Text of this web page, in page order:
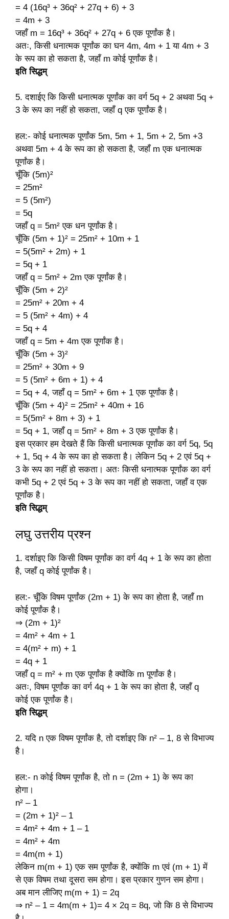
= 4 (16q³ + 36q² + 27q + 6) + 3
= 4m + 3
जहाँ m = 16q³ + 36q² + 27q + 6 एक पूर्णांक है।
अतः, किसी धनात्मक पूर्णांक का घन 4m, 4m + 1 या 4m + 3
के रूप का हो सकता है, जहाँ m कोई पूर्णांक है।
इति सिद्धम्
5. दशाईए कि किसी धनात्मक पूर्णांक का वर्ग 5q + 2 अथवा 5q +
3 के रूप का नहीं हो सकता, जहाँ q एक पूर्णांक है।
हल:- कोई धनात्मक पूर्णांक 5m, 5m + 1, 5m + 2, 5m +3
अथवा 5m + 4 के रूप का हो सकता है, जहाँ m एक धनात्मक
पूर्णांक है।
चूँकि (5m)²
= 25m²
= 5 (5m²)
= 5q
जहाँ q = 5m² एक धन पूर्णांक है।
चूँकि (5m + 1)² = 25m² + 10m + 1
= 5(5m² + 2m) + 1
= 5q + 1
जहाँ q = 5m² + 2m एक पूर्णांक है।
चूँकि (5m + 2)²
= 25m² + 20m + 4
= 5 (5m² + 4m) + 4
= 5q + 4
जहाँ q = 5m + 4m एक पूर्णांक है।
चूँकि (5m + 3)²
= 25m² + 30m + 9
= 5 (5m² + 6m + 1) + 4
= 5q + 4, जहाँ q = 5m² + 6m + 1 एक पूर्णांक है।
चूँकि (5m + 4)² = 25m² + 40m + 16
= 5(5m² + 8m + 3) + 1
= 5q + 1, जहाँ q = 5m² + 8m + 3 एक पूर्णांक है।
इस प्रकार हम देखते हैं कि किसी धनात्मक पूर्णांक का वर्ग 5q, 5q
+ 1, 5q + 4 के रूप का हो सकता है। लेकिन 5q + 2 एवं 5q +
3 के रूप का नहीं हो सकता। अतः किसी धनात्मक पूर्णांक का वर्ग
कभी 5q + 2 एवं 5q + 3 के रूप का नहीं हो सकता, जहाँ व एक
पूर्णांक है।
इति सिद्धम्
लघु उत्तरीय प्रश्न
1. दर्शाइए कि किसी विषम पूर्णांक का वर्ग 4q + 1 के रूप का होता
है, जहाँ q कोई पूर्णांक है।
हल:- चूँकि विषम पूर्णांक (2m + 1) के रूप का होता है, जहाँ m
कोई पूर्णांक है।
⇒ (2m + 1)²
= 4m² + 4m + 1
= 4(m² + m) + 1
= 4q + 1
जहाँ q = m² + m एक पूर्णांक है क्योंकि m पूर्णांक है।
अतः, विषम पूर्णांक का वर्ग 4q + 1 के रूप का होता है, जहाँ q
कोई एक पूर्णांक है।
इति सिद्धम्
2. यदि n एक विषम पूर्णांक है, तो दर्शाइए कि n² – 1, 8 से विभाज्य
है।
हल:- n कोई विषम पूर्णांक है, तो n = (2m + 1) के रूप का
होगा।
n² – 1
= (2m + 1)² – 1
= 4m² + 4m + 1 – 1
= 4m² + 4m
= 4m(m + 1)
लेकिन m(m + 1) एक सम पूर्णांक है, क्योंकि m एवं (m + 1) में
से एक विषम तथा दूसरा सम होगा। इस प्रकार गुणन सम होगा।
अब मान लीजिए m(m + 1) = 2q
⇒ n² – 1 = 4m(m + 1)= 4 × 2q = 8q, जो कि 8 से विभाज्य